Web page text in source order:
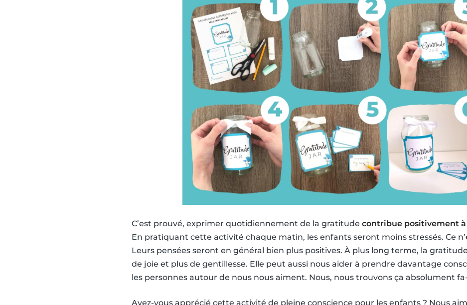
C’est prouvé, exprimer quotidiennement de la gratitude contribue positivement
En pratiquant cette activité chaque matin, les enfants seront moins stressés. Ce
Leurs pensées seront en général bien plus positives. À plus long terme, la
de joie et plus de gentillesse. Elle peut aussi nous aider à prendre davantage
les personnes autour de nous nous aiment. Nous, nous trouvons ça absolument
Avez-vous apprécié cette activité de pleine conscience pour les enfants ? Nous